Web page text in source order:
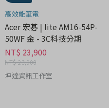
高效能筆電
Acer 宏碁 | lite AM16-54P-
50WF 金 - 3C科技分期
NT$ 23,900
NT$ 23,900
坤達資訊工作室